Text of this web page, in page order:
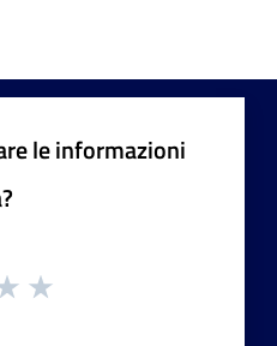
le informazioni